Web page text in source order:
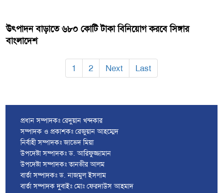
উৎপাদন বাড়াতে ৬৮০ কোটি টাকা বিনিয়োগ করবে সিঙ্গার
বাংলাদেশ
1 2 Next Last
প্রধান সম্পাদকঃ রেদুয়ান খন্দকার
সম্পাদক ও প্রকাশকঃ রেজুয়ান আহম্মেদ
নির্বাহী সম্পাদকঃ জাভেদ মিয়া
উপদেষ্টা সম্পাদকঃ ড. আরিফুজ্জামান
উপদেষ্টা সম্পাদকঃ তানভীর আলম
বার্তা সম্পাদকঃ ড. নাজমুল ইসলাম
বার্তা সম্পাদক দুবাইঃ মোঃ ফেরদাউস আহমাদ